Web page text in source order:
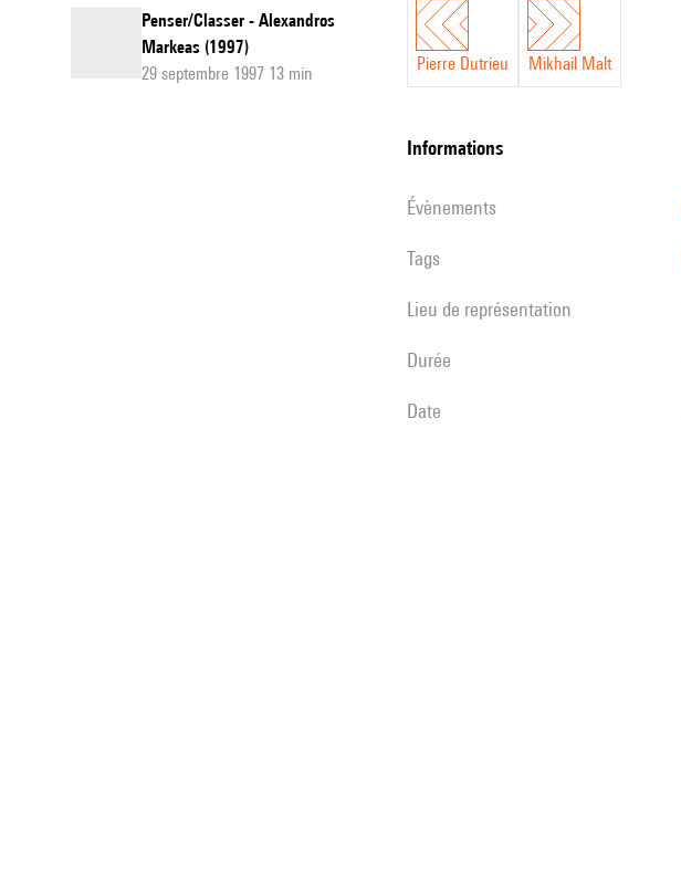
Penser/Classer - Alexandros
Markeas (1997)
29 septembre 1997 13 min
Pierre Dutrieu Mikhail Malt
informations
évènements
Tags
Lieu de représentation
durée
date